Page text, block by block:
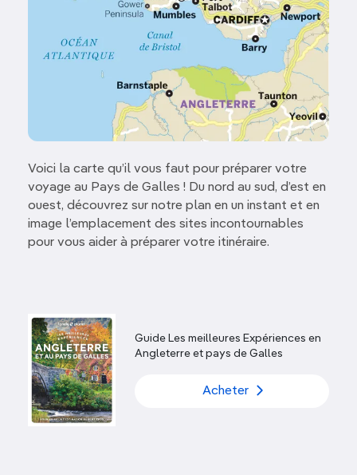
Voici la carte qu’il vous faut pour préparer votre
voyage au Pays de Galles ! Du nord au sud, d’est en
ouest, découvrez sur notre plan en un instant et en
image l’emplacement des sites incontournables
pour vous aider à préparer votre itinéraire.
Guide Les meilleures Expériences en
Angleterre et pays de Galles
Acheter